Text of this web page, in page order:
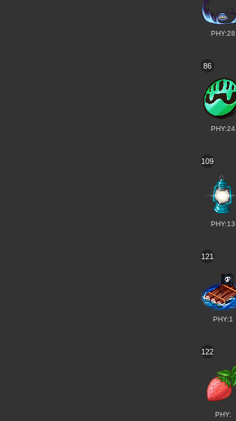
PHY:28
86
PHY:24
109
PHY:13
121
PHY:1
122
PHY: